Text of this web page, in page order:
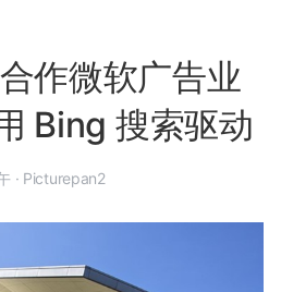
作微软广告业
Bing 搜索驱动
午 · Picturepan2